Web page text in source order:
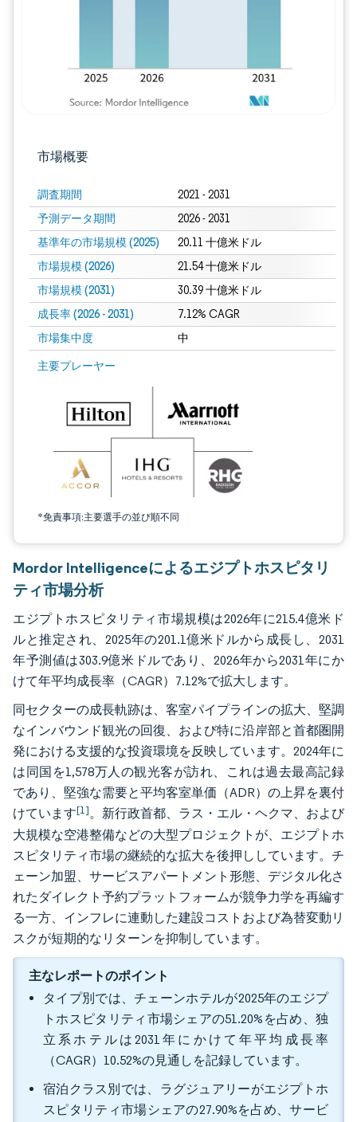
市場概要
調査期間 2021 - 2031
予測データ期間 2026 - 2031
基準年の市場規模 (2025) 20.11 十億米ドル
市場規模 (2026) 21.54 十億米ドル
市場規模 (2031) 30.39 十億米ドル
成長率 (2026 - 2031) 7.12% CAGR
市場集中度 中
主要プレーヤー
*免責事項:主要選手の並び順不同
画像 © Mordor Intelligence。再利用にはCC BY 4.0の表示が必要です。
Mordor Intelligenceによるエジプトホスピタリ
ティ市場分析
エジプトホスピタリティ市場規模は2026年に215.4億米ド
ルと推定され、2025年の201.1億米ドルから成長し、2031
年予測値は303.9億米ドルであり、2026年から2031年にか
けて年平均成長率（CAGR）7.12%で拡大します。
同セクターの成長軌跡は、客室パイプラインの拡大、堅調
なインバウンド観光の回復、および特に沿岸部と首都圏開
発における支援的な投資環境を反映しています。2024年に
は同国を1,578万人の観光客が訪れ、これは過去最高記録
であり、堅強な需要と平均客室単価（ADR）の上昇を裏付
けています[1]。新行政首都、ラス・エル・ヘクマ、および
大規模な空港整備などの大型プロジェクトが、エジプトホ
スピタリティ市場の継続的な拡大を後押ししています。チ
ェーン加盟、サービスアパートメント形態、デジタル化さ
れたダイレクト予約プラットフォームが競争力学を再編す
る一方、インフレに連動した建設コストおよび為替変動リ
スクが短期的なリターンを抑制しています。
主なレポートのポイント
タイプ別では、チェーンホテルが2025年のエジプ
トホスピタリティ市場シェアの51.20%を占め、独
立系ホテルは2031年にかけて年平均成長率
（CAGR）10.52%の見通しを記録しています。
宿泊クラス別では、ラグジュアリーがエジプトホ
スピタリティ市場シェアの27.90%を占め、サービ